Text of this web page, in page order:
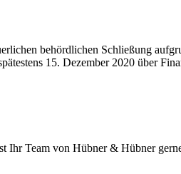
behördlichen Schließung
15. Dezember 2020 über
Ihr Team von Hübner & Hübner